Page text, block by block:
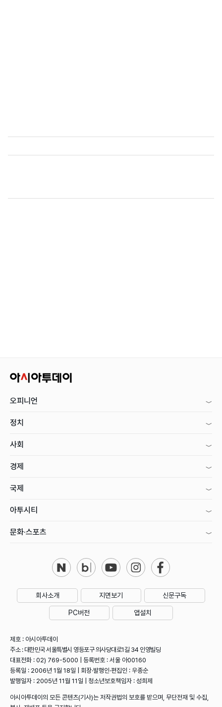
오피니언
정치
사회
경제
국제
아투시티
문화·스포츠
회사소개 지면보기 신문구독
PC버전 앱설치
제호 : 아시아투데이
주소 : 대한민국 서울특별시 영등포구 의사당대로1길 34 인영빌딩
대표전화 : 02) 769-5000 | 등록번호 : 서울 아00160
등록일 : 2006년 1월 18일 | 회장·발행인·편집인 : 우종순
발행일자 : 2005년 11월 11일 | 청소년보호책임자 : 성희제
아시아투데이의 모든 콘텐츠(기사)는 저작권법의 보호를 받으며, 무단전재 및 수집,